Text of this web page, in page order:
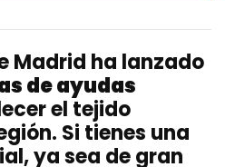
Madrid ha lanzado
de ayudas
el tejido
Si tienes una
ya sea de gran